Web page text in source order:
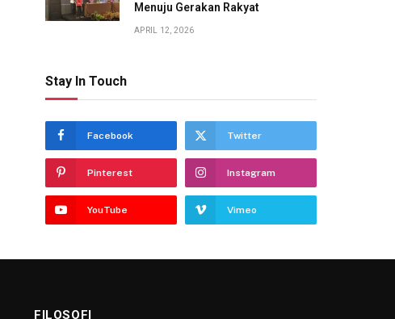
Menuju Gerakan Rakyat
APRIL 12, 2026
Stay In Touch
Facebook Twitter
Pinterest Instagram
YouTube Vimeo
FILOSOFI